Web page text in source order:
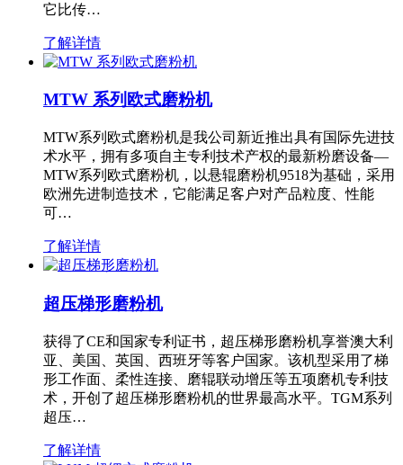
它比传…
了解详情
MTW 系列欧式磨粉机
MTW系列欧式磨粉机是我公司新近推出具有国际先进技
术水平，拥有多项自主专利技术产权的最新粉磨设备—
MTW系列欧式磨粉机，以悬辊磨粉机9518为基础，采用
欧洲先进制造技术，它能满足客户对产品粒度、性能
可…
了解详情
超压梯形磨粉机
获得了CE和国家专利证书，超压梯形磨粉机享誉澳大利
亚、美国、英国、西班牙等客户国家。该机型采用了梯
形工作面、柔性连接、磨辊联动增压等五项磨机专利技
术，开创了超压梯形磨粉机的世界最高水平。TGM系列
超压…
了解详情